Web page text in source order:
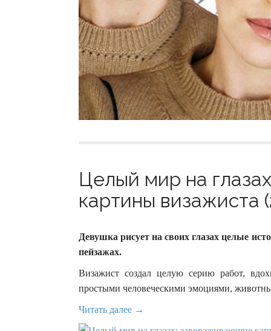
Целый мир на
картины визажиста
Девушка рисует на своих глазах целые
пейзажах.
Визажист создал целую серию работ,
простыми человеческими эмоциями,
Читать далее →